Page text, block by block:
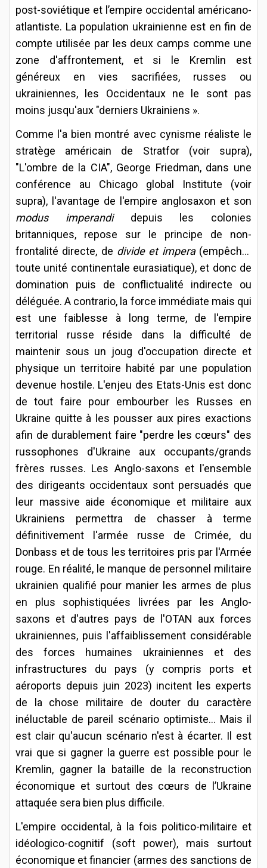
post-soviétique et l’empire occidental américano-
atlantiste. La population ukrainienne est en fin de
compte utilisée par les deux camps comme une
zone d'affrontement, et si le Kremlin est
généreux en vies sacrifiées, russes ou
ukrainiennes, les Occidentaux ne le sont pas
moins jusqu'aux "derniers Ukrainiens ».
Comme l'a bien montré avec cynisme réaliste le
stratège américain de Stratfor (voir supra),
"L'ombre de la CIA", George Friedman, dans une
conférence au Chicago global Institute (voir
supra), l'avantage de l'empire anglosaxon et son
modus imperandidepuis les colonies
britanniques, repose sur le principe de non-
frontalité directe, de divide et impera(empêcher
toute unité continentale eurasiatique), et donc de
domination puis de conflictualité indirecte ou
déléguée. A contrario, la force immédiate mais qui
est une faiblesse à long terme, de l'empire
territorial russe réside dans la difficulté de
maintenir sous un joug d'occupation directe et
physique un territoire habité par une population
devenue hostile. L'enjeu des Etats-Unis est donc
de tout faire pour embourber les Russes en
Ukraine quitte à les pousser aux pires exactions
afin de durablement faire "perdre les cœurs" des
russophones d'Ukraine aux occupants/grands
frères russes. Les Anglo-saxons et l'ensemble
des dirigeants occidentaux sont persuadés que
leur massive aide économique et militaire aux
Ukrainiens permettra de chasser à terme
définitivement l'armée russe de Crimée, du
Donbass et de tous les territoires pris par l'Armée
rouge. En réalité, le manque de personnel militaire
ukrainien qualifié pour manier les armes de plus
en plus sophistiquées livrées par les Anglo-
saxons et d'autres pays de l'OTAN aux forces
ukrainiennes, puis l'affaiblissement considérable
des forces humaines ukrainiennes et des
infrastructures du pays (y compris ports et
aéroports depuis juin 2023) incitent les experts
de la chose militaire de douter du caractère
inéluctable de pareil scénario optimiste... Mais il
est clair qu'aucun scénario n'est à écarter. Il est
vrai que si gagner la guerre est possible pour le
Kremlin, gagner la bataille de la reconstruction
économique et surtout des cœurs de l’Ukraine
attaquée sera bien plus difficile.
L'empire occidental, à la fois politico-militaire et
idéologico-cognitif (soft power), mais surtout
économique et financier (armes des sanctions de